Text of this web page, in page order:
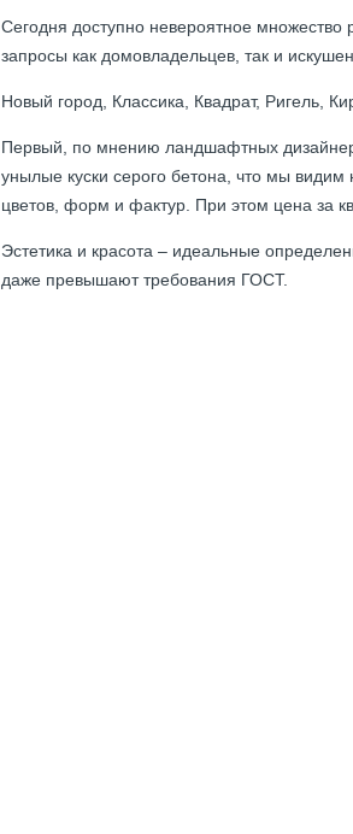
Сегодня доступно невероятное
запросы как домовладельцев, так и
Новый город, Классика, Квадрат, Ригель,
Первый, по мнению ландшафтных
унылые куски серого бетона, что мы
цветов, форм и фактур. При этом цена за
Эстетика и красота – идеальные
даже превышают требования ГОСТ.